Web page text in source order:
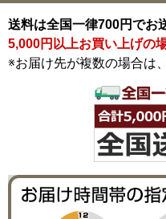
送料は全国一律700円でお
5,000円以上お買い上げの
※お届け先が複数の場合は